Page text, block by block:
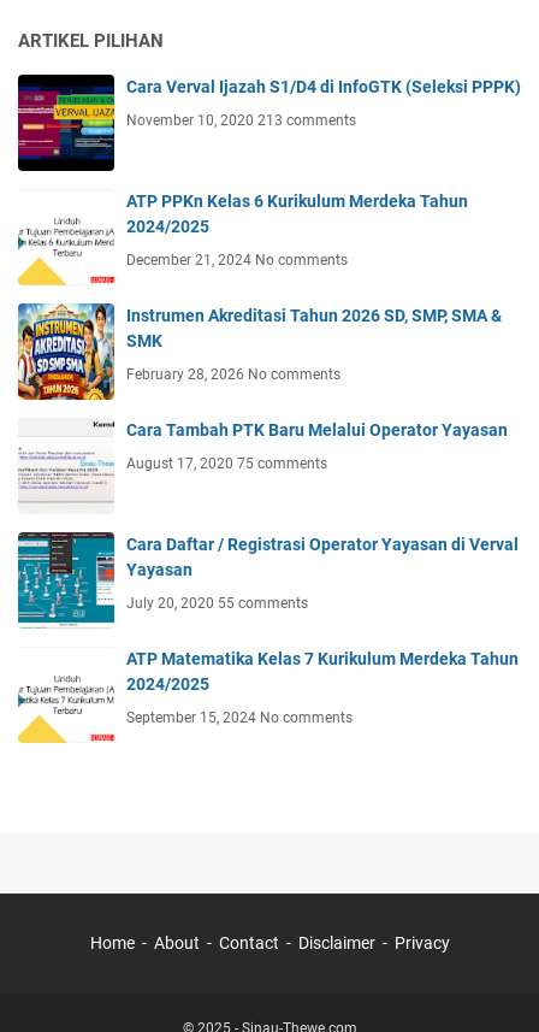
ARTIKEL PILIHAN
Cara Verval Ijazah S1/D4 di InfoGTK (Seleksi PPPK)
November 10, 2020 213 comments
ATP PPKn Kelas 6 Kurikulum Merdeka Tahun
2024/2025
December 21, 2024 No comments
Instrumen Akreditasi Tahun 2026 SD, SMP, SMA &
SMK
February 28, 2026 No comments
Cara Tambah PTK Baru Melalui Operator Yayasan
August 17, 2020 75 comments
Cara Daftar / Registrasi Operator Yayasan di Verval
Yayasan
July 20, 2020 55 comments
ATP Matematika Kelas 7 Kurikulum Merdeka Tahun
2024/2025
September 15, 2024 No comments
Home About Contact Disclaimer Privacy
© 2025 - Sinau-Thewe.com